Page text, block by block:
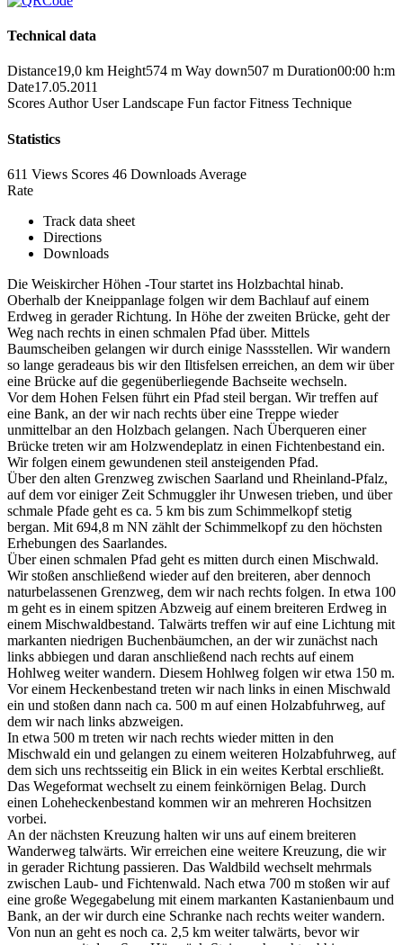
Technical data
Distance19,0 km Height574 m Way down507 m Duration00:00 h:m
Date17.05.2011
Scores Author User Landscape Fun factor Fitness Technique
Statistics
611 Views Scores 46 Downloads Average
Rate
Track data sheet
Directions
Downloads
Die Weiskircher Höhen -Tour startet ins Holzbachtal hinab.
Oberhalb der Kneippanlage folgen wir dem Bachlauf auf einem
Erdweg in gerader Richtung. In Höhe der zweiten Brücke, geht der
Weg nach rechts in einen schmalen Pfad über. Mittels
Baumscheiben gelangen wir durch einige Nassstellen. Wir wandern
so lange geradeaus bis wir den Iltisfelsen erreichen, an dem wir über
eine Brücke auf die gegenüberliegende Bachseite wechseln.
Vor dem Hohen Felsen führt ein Pfad steil bergan. Wir treffen auf
eine Bank, an der wir nach rechts über eine Treppe wieder
unmittelbar an den Holzbach gelangen. Nach Überqueren einer
Brücke treten wir am Holzwendeplatz in einen Fichtenbestand ein.
Wir folgen einem gewundenen steil ansteigenden Pfad.
Über den alten Grenzweg zwischen Saarland und Rheinland-Pfalz,
auf dem vor einiger Zeit Schmuggler ihr Unwesen trieben, und über
schmale Pfade geht es ca. 5 km bis zum Schimmelkopf stetig
bergan. Mit 694,8 m NN zählt der Schimmelkopf zu den höchsten
Erhebungen des Saarlandes.
Über einen schmalen Pfad geht es mitten durch einen Mischwald.
Wir stoßen anschließend wieder auf den breiteren, aber dennoch
naturbelassenen Grenzweg, dem wir nach rechts folgen. In etwa 100
m geht es in einem spitzen Abzweig auf einem breiteren Erdweg in
einem Mischwaldbestand. Talwärts treffen wir auf eine Lichtung mit
markanten niedrigen Buchenbäumchen, an der wir zunächst nach
links abbiegen und daran anschließend nach rechts auf einem
Hohlweg weiter wandern. Diesem Hohlweg folgen wir etwa 150 m.
Vor einem Heckenbestand treten wir nach links in einen Mischwald
ein und stoßen dann nach ca. 500 m auf einen Holzabfuhrweg, auf
dem wir nach links abzweigen.
In etwa 500 m treten wir nach rechts wieder mitten in den
Mischwald ein und gelangen zu einem weiteren Holzabfuhrweg, auf
dem sich uns rechtsseitig ein Blick in ein weites Kerbtal erschließt.
Das Wegeformat wechselt zu einem feinkörnigen Belag. Durch
einen Loheheckenbestand kommen wir an mehreren Hochsitzen
vorbei.
An der nächsten Kreuzung halten wir uns auf einem breiteren
Wanderweg talwärts. Wir erreichen eine weitere Kreuzung, die wir
in gerader Richtung passieren. Das Waldbild wechselt mehrmals
zwischen Laub- und Fichtenwald. Nach etwa 700 m stoßen wir auf
eine große Wegegabelung mit einem markanten Kastanienbaum und
Bank, an der wir durch eine Schranke nach rechts weiter wandern.
Von nun an geht es noch ca. 2,5 km weiter talwärts, bevor wir